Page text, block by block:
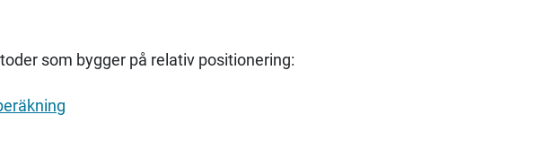
som bygger på relativ positionering: